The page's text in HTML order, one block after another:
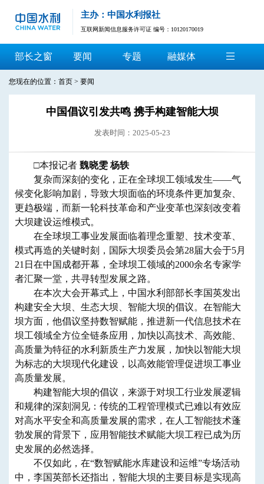
主办：中国水利报社
互联网新闻信息服务许可证 编号：10120170019
部长之窗 要闻 专题 融媒体
您现在的位置： 首页 > 要闻
中国倡议引发共鸣 携手构建智能大坝
发表时间：2025-05-23
□本报记者 魏晓雯 杨轶
复杂而深刻的变化，正在全球坝工领域发生——气
候变化影响加剧，导致大坝面临的环境条件更加复杂、
更趋极端，而新一轮科技革命和产业变革也深刻改变着
大坝建设运维模式。
在全球坝工事业发展面临着理念重塑、技术变革、
模式再造的关键时刻，国际大坝委员会第28届大会于5月
21日在中国成都开幕，全球坝工领域的2000余名专家学
者汇聚一堂，共寻转型发展之路。
在本次大会开幕式上，中国水利部部长李国英发出
构建安全大坝、生态大坝、智能大坝的倡议。在智能大
坝方面，他倡议坚持数智赋能，推进新一代信息技术在
坝工领域全方位全链条应用，加快以高技术、高效能、
高质量为特征的水利新质生产力发展，加快以智能大坝
为标志的大坝现代化建设，以高效能管理促进坝工事业
高质量发展。
构建智能大坝的倡议，来源于对坝工行业发展逻辑
和规律的深刻洞见：传统的工程管理模式已难以有效应
对高水平安全和高质量发展的需求，在人工智能技术蓬
勃发展的背景下，应用智能技术赋能大坝工程已成为历
史发展的必然选择。
不仅如此，在“数智赋能水库建设和运维”专场活动
中，李国英部长还指出，智能大坝的主要目标是实现高